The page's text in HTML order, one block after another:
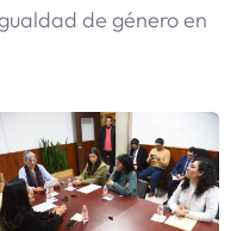
de género en